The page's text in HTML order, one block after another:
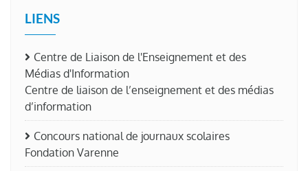
LIENS
Centre de Liaison de l'Enseignement et des
Médias d'Information
Centre de liaison de l’enseignement et des médias
d’information
Concours national de journaux scolaires
Fondation Varenne